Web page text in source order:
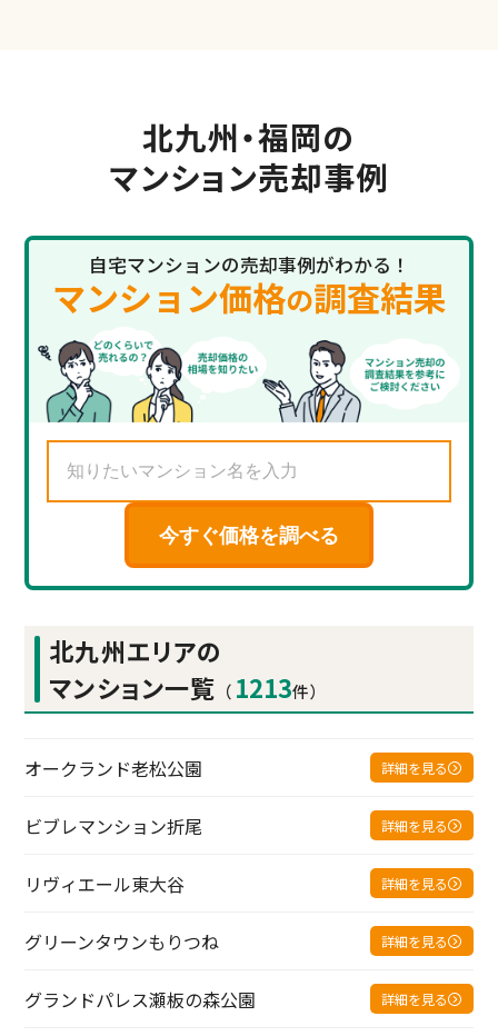
北九州・福岡の
マンション売却事例
自宅マンションの売却事例がわかる！
マンション価格の調査結果
今すぐ価格を調べる
北九州エリアの
マンション一覧 （ 1213件）
オークランド老松公園 詳細を見る
ビブレマンション折尾 詳細を見る
リヴィエール東大谷 詳細を見る
グリーンタウンもりつね 詳細を見る
グランドパレス瀬板の森公園 詳細を見る